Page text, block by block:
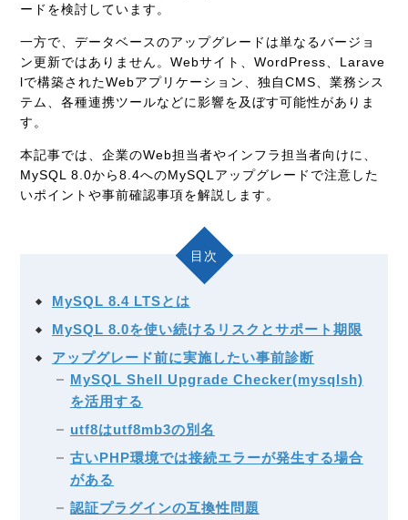
ードを検討しています。
一方で、データベースのアップグレードは単なるバージョ
ン更新ではありません。Webサイト、WordPress、Larave
lで構築されたWebアプリケーション、独自CMS、業務シス
テム、各種連携ツールなどに影響を及ぼす可能性がありま
す。
本記事では、企業のWeb担当者やインフラ担当者向けに、
MySQL 8.0から8.4へのMySQLアップグレードで注意した
いポイントや事前確認事項を解説します。
目次
MySQL 8.4 LTSとは
MySQL 8.0を使い続けるリスクとサポート期限
アップグレード前に実施したい事前診断
MySQL Shell Upgrade Checker(mysqlsh)
を活用する
utf8はutf8mb3の別名
古いPHP環境では接続エラーが発生する場合
がある
認証プラグインの互換性問題